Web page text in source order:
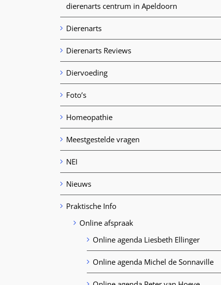
dierenarts centrum in Apeldoorn
Dierenarts
Dierenarts Reviews
Diervoeding
Foto’s
Homeopathie
Meestgestelde vragen
NEI
Nieuws
Praktische Info
Online afspraak
Online agenda Liesbeth Ellinger
Online agenda Michel de Sonnaville